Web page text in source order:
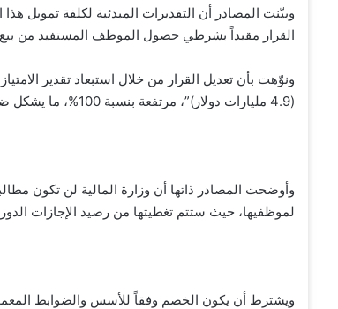
القرار مقيداً بشرطي حصول الموظف المستفيد من بيع
(4.9 مليارات دولار)”، مرتفعة بنسبة 100%، ما يشكل ضعف تكلفتها المرصودة لتغطية هذا البند وفقاً للقرار السابق.
وأوضحت المصادر ذاتها أن وزارة المالية لن تكون
لموظفيها، حيث ستتم تغطيتها من رصيد الإجازات
ويشترط أن يكون الخصم وفقاً للأسس والضوابط